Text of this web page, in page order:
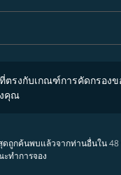
ธุรกิจ Selected
ตรงกับเกณฑ์การคัดกรอง
คุณ
ถูกค้นพบแล้วจากท่านอื่นใน 48
ทำการจอง